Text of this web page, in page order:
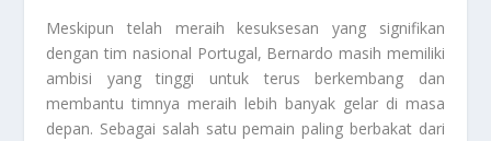
Meskipun telah meraih kesuksesan yang signifikan
dengan tim nasional Portugal, Bernardo masih memiliki
ambisi yang tinggi untuk terus berkembang dan
membantu timnya meraih lebih banyak gelar di masa
depan. Sebagai salah satu pemain paling berbakat dari